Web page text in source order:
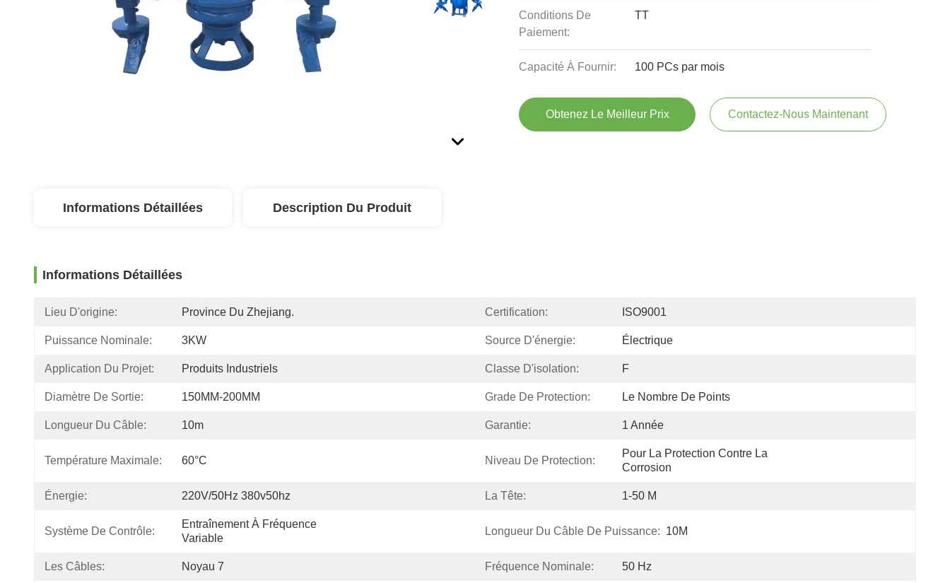
Conditions De
Paiement:
TT
Capacité À Fournir: 100 PCs par mois
Obtenez Le Meilleur Prix Contactez-Nous Maintenant
Informations Détaillées Description Du Produit
Informations Détaillées
Lieu D'origine: Province Du Zhejiang. Certification: ISO9001
Puissance Nominale: 3KW Source D'énergie: Électrique
Application Du Projet: Produits Industriels Classe D'isolation: F
Diamètre De Sortie: 150MM-200MM Grade De Protection: Le Nombre De Points
Longueur Du Câble: 10m Garantie: 1 Année
Température Maximale: 60°C Niveau De Protection:
Pour La Protection Contre La
Corrosion
Énergie: 220V/50Hz 380v50hz La Tête: 1-50 M
Système De Contrôle:
Entraînement À Fréquence
Variable
Longueur Du Câble De Puissance: 10M
Les Câbles: Noyau 7 Fréquence Nominale: 50 Hz